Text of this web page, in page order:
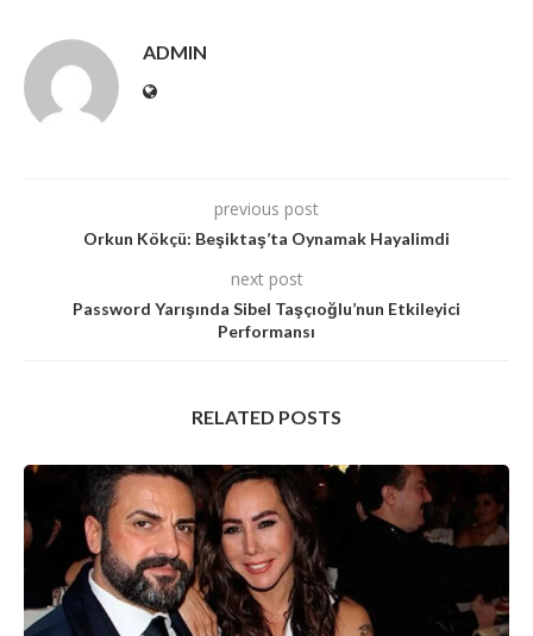
ADMIN
previous post
Orkun Kökçü: Beşiktaş’ta Oynamak Hayalimdi
next post
Password Yarışında Sibel Taşçıoğlu’nun Etkileyici
Performansı
RELATED POSTS